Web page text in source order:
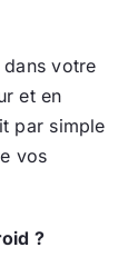
votre
et en
par simple
vos
?